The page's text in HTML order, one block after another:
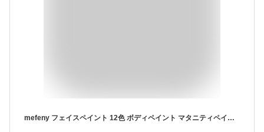
mefeny フェイスペイント 12色 ボディペイント マタニティペイント クレヨン 顔ペイント クリスマス 安全 エコー 無毒 簡単水洗 子供使用できる 絵の具 クリスマス 仮装 コスプレ ハロウィン マタニティフォト ベリーペイント 小道具 スポーツ応援